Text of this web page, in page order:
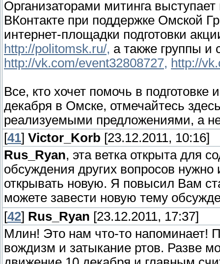
Организаторами митинга
ВКонтакте при поддержке Омской
интернет-площадки подготовки
http://politomsk.ru/, а также группы и
http://vk.com/event32808727, http://
Все, кто хочет помочь в
декабря в Омске, отмечайтесь
реализуемыми предложениями, а
[41] Victor_Korb [23.12.2011, 10:16]
Rus_Ryan, эта ветка открыта для
обсуждения других вопросов
открывать новую. Я повысил Вам
можете завести новую тему
[42] Rus_Ryan [23.12.2011, 17:37]
Млин! Это нам что-то напоминает!
вождизм и затыкание ртов. Разве